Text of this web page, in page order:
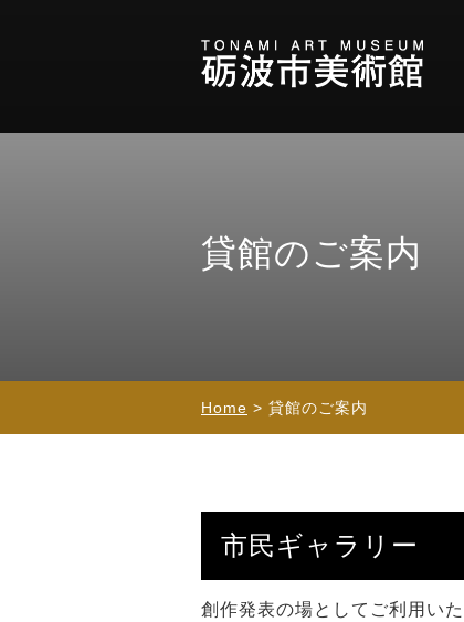
貸館のご案内
Home > 貸館のご案内
市民ギャラリー
創作発表の場としてご利用いた